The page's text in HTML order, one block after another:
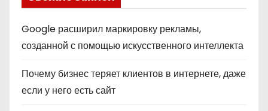
Google расширил маркировку рекламы,
созданной с помощью искусственного интеллекта
Почему бизнес теряет клиентов в интернете, даже
если у него есть сайт